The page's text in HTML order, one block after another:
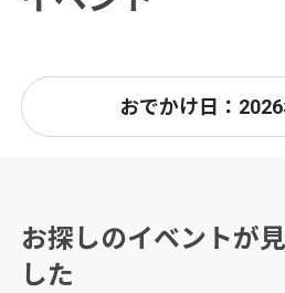
おでかけ日：
お探しのイベントが
した